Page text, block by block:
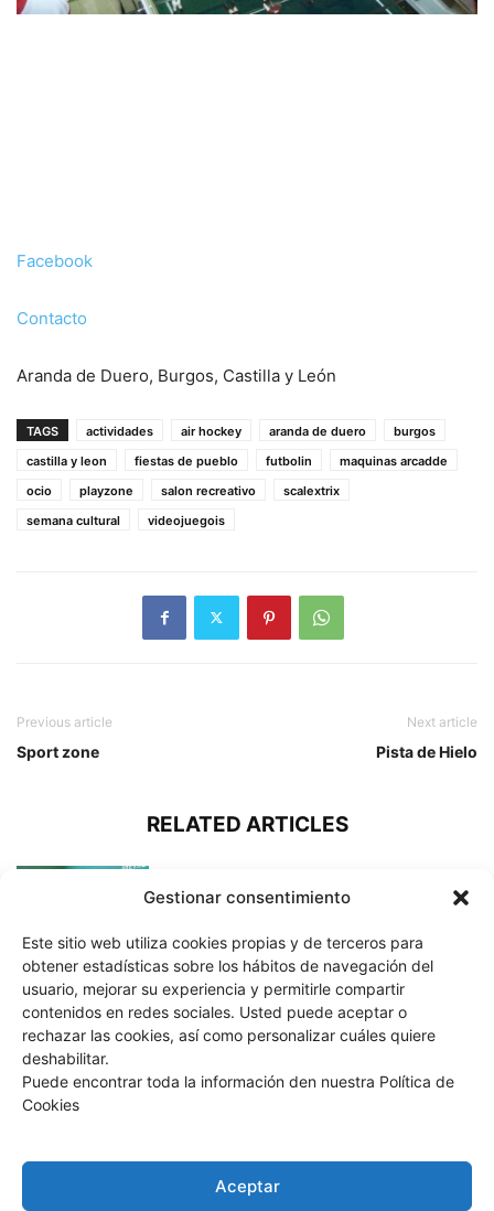
Gestionar consentimiento
Este sitio web utiliza cookies propias y de terceros para
obtener estadísticas sobre los hábitos de navegación del
usuario, mejorar su experiencia y permitirle compartir
contenidos en redes sociales. Usted puede aceptar o
rechazar las cookies, así como personalizar cuáles quiere
deshabilitar.
Puede encontrar toda la información den nuestra Política de
Cookies
Aceptar
Facebook
Contacto
Aranda de Duero, Burgos, Castilla y León
TAGS actividades air hockey aranda de duero
burgos
castilla y leon
fiestas de pueblo futbolin
maquinas arcadde
ocio
playzone salon recreativo
scalextrix
semana cultural
videojuegois
Previous article
Sport zone
Next article
Pista de Hielo
RELATED ARTICLES
Juegos Tradicionales